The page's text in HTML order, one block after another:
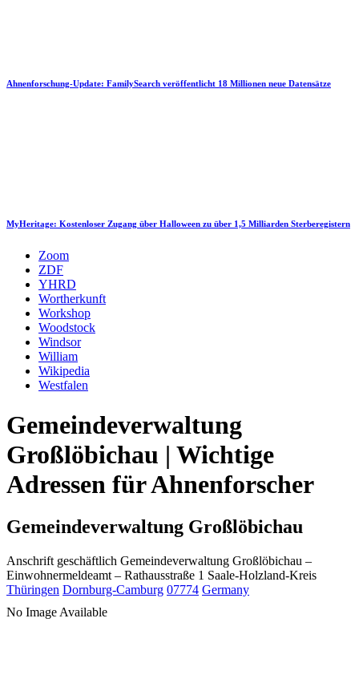
Ahnenforschung-Update: FamilySearch veröffentlicht 18 Millionen neue Datensätze
MyHeritage: Kostenloser Zugang über Halloween zu über 1,5 Milliarden Sterberegistern
Zoom
ZDF
YHRD
Wortherkunft
Workshop
Woodstock
Windsor
William
Wikipedia
Westfalen
Gemeindeverwaltung
Großlöbichau | Wichtige
Adressen für Ahnenforscher
Gemeindeverwaltung Großlöbichau
Anschrift geschäftlich Gemeindeverwaltung Großlöbichau –
Einwohnermeldeamt – Rathausstraße 1 Saale-Holzland-Kreis
Thüringen Dornburg-Camburg 07774 Germany
No Image Available